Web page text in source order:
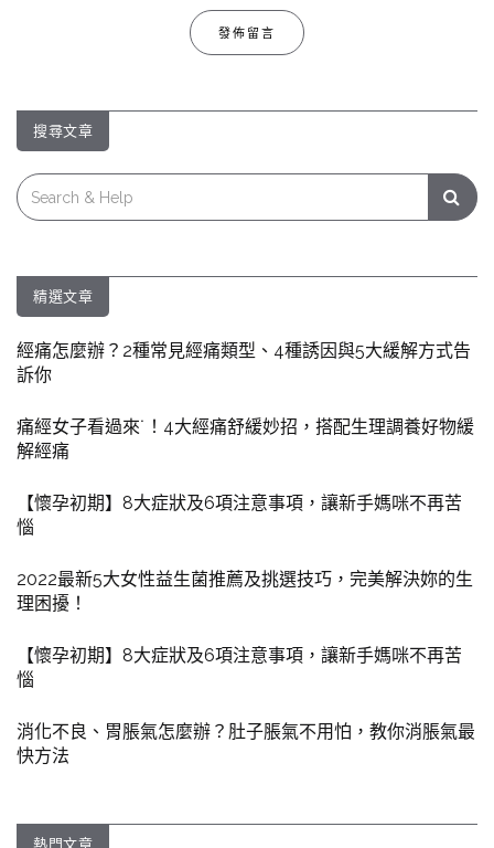
搜尋文章
Search
for:
精選文章
經痛怎麼辦？2種常見經痛類型、4種誘因與5大緩解方式告
訴你
痛經女子看過來˙！4大經痛舒緩妙招，搭配生理調養好物緩
解經痛
【懷孕初期】8大症狀及6項注意事項，讓新手媽咪不再苦
惱
2022最新5大女性益生菌推薦及挑選技巧，完美解決妳的生
理困擾！
【懷孕初期】8大症狀及6項注意事項，讓新手媽咪不再苦
惱
消化不良、胃脹氣怎麼辦？肚子脹氣不用怕，教你消脹氣最
快方法